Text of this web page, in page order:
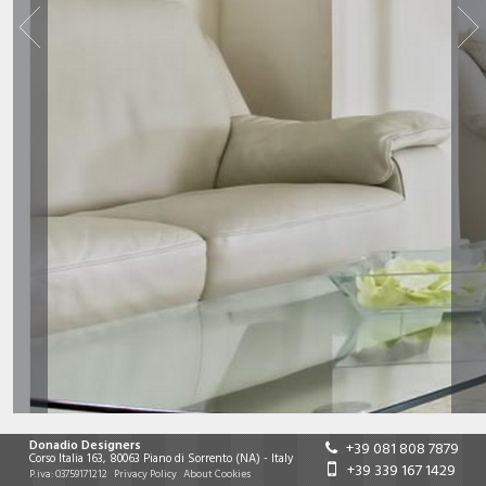
Donadio Designers
Corso Italia 163, 80063 Piano di Sorrento(NA)-Italy
P.iva:03759171212 Privacy Policy About Cookies
+39 081 808 7879
+39 339 167 1429